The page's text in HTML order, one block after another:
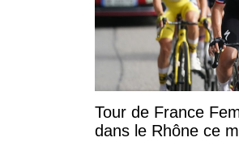
Tour de France
dans le Rhône ce